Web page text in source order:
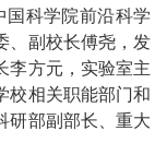
国科学院前沿科学
、副校长傅尧，发
李方元，实验室主
校相关职能部门和
研部副部长、重大